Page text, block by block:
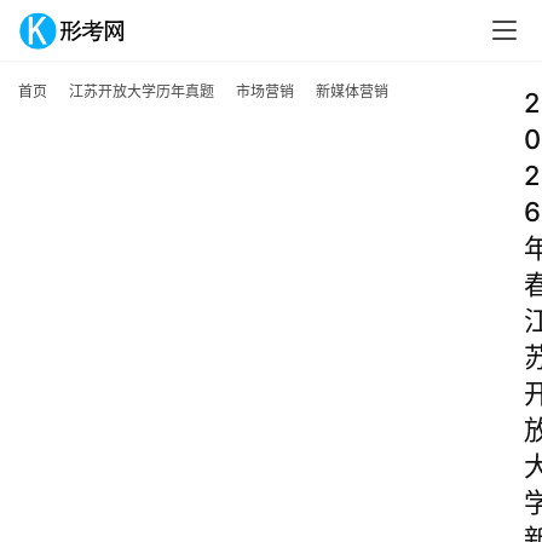
首页 江苏开放大学历年真题 市场营销 新媒体营销
2
0
2
6